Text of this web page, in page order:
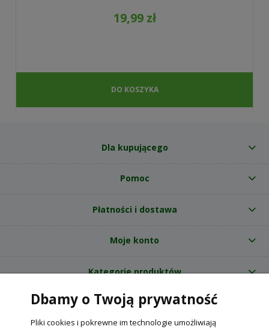
19,99 zł
DO KOSZYKA
Dla kupującego
Pomoc
Płatności i dostawa
Moje konto
Kategorie produktów
O nas
Dbamy o Twoją prywatność
Pliki cookies i pokrewne im technologie umożliwiają